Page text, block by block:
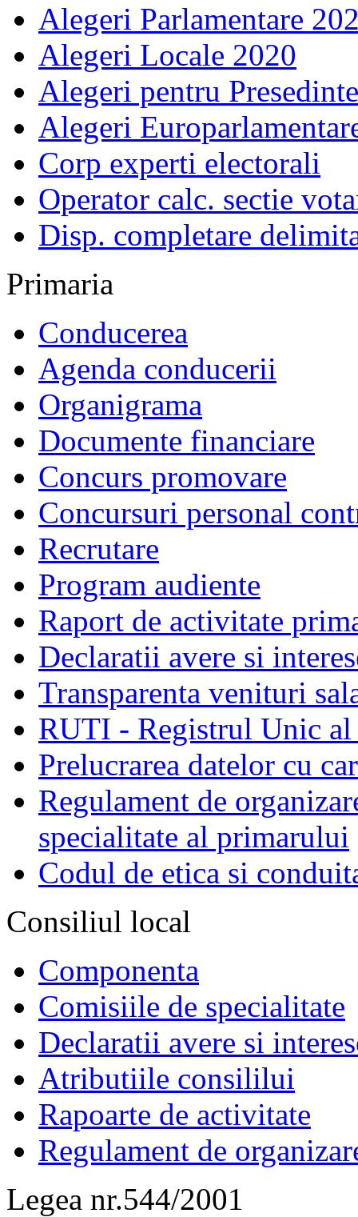
Alegeri Parlamentare
Alegeri Locale 2020
Alegeri pentru
Alegeri
Corp experti electorali
Operator calc. sectie
Disp. completare
Primaria
Conducerea
Agenda conducerii
Organigrama
Documente financiare
Concurs promovare
Concursuri personal
Recrutare
Program audiente
Raport de activitate
Declaratii avere si
Transparenta venituri
RUTI - Registrul Unic al
Prelucrarea datelor cu
Regulament de
specialitate al primarului
Codul de etica si
Consiliul local
Componenta
Comisiile de specialitate
Declaratii avere si
Atributiile consililui
Rapoarte de activitate
Regulament de
Legea nr.544/2001